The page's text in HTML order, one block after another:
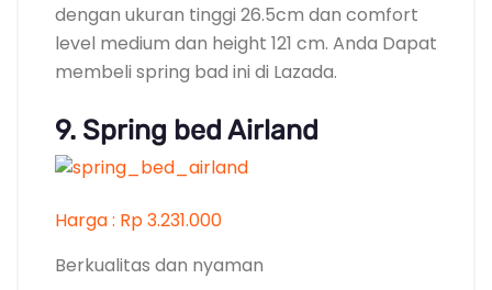
dengan ukuran tinggi 26.5cm dan comfort
level medium dan height 121 cm. Anda Dapat
membeli spring bad ini di Lazada.
9. Spring bed Airland
Harga : Rp 3.231.000
Berkualitas dan nyaman